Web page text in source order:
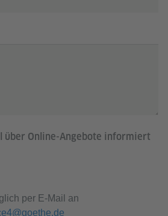
über Online-Angebote informiert
per E-Mail an